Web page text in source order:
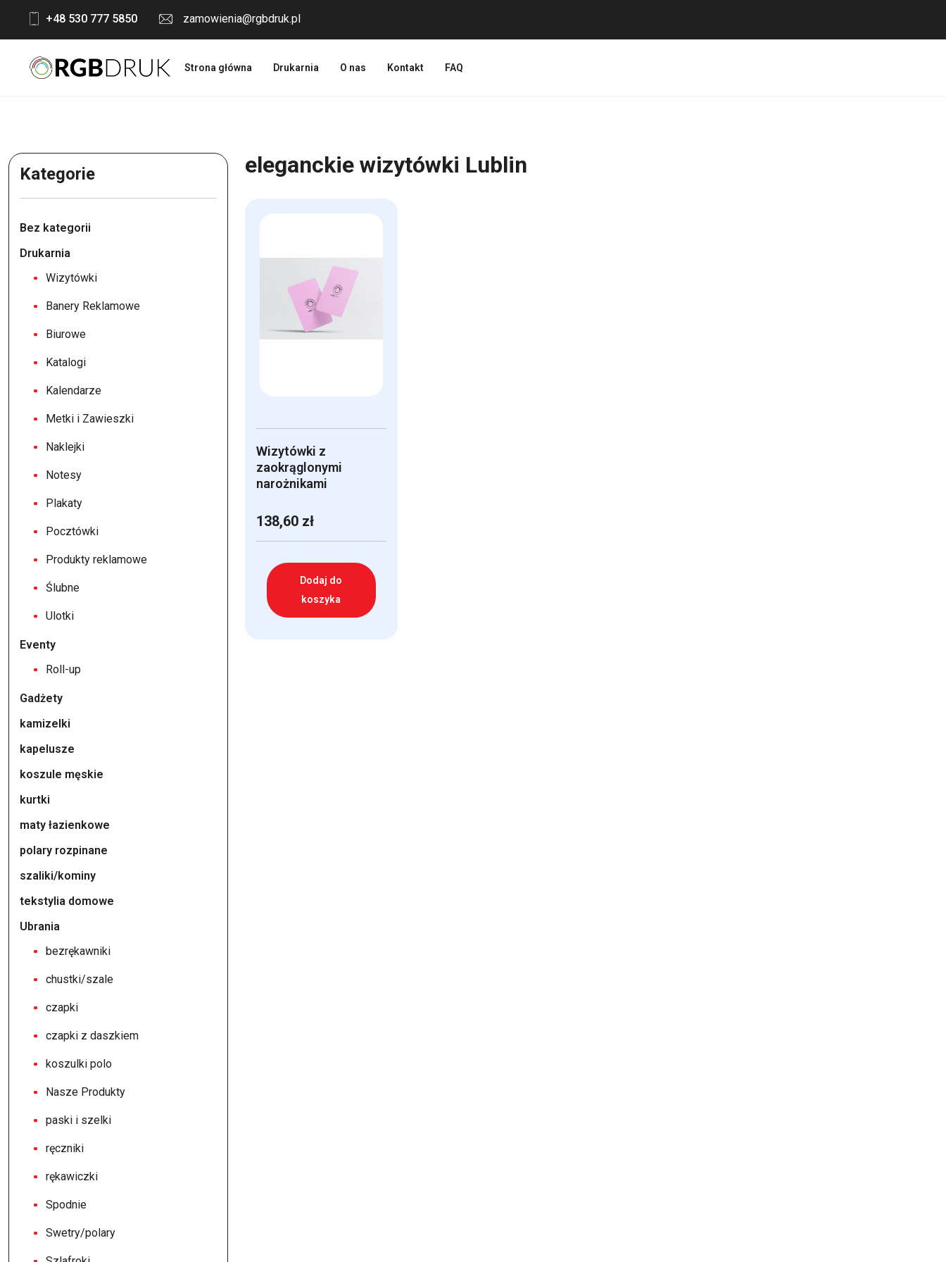
content
+48 530 777 5850 zamowienia@rgbdruk.pl
Strona główna Drukarnia O nas Kontakt FAQ
Kategorie
Bez kategorii
Drukarnia
Wizytówki
Banery Reklamowe
Biurowe
Katalogi
Kalendarze
Metki i Zawieszki
Naklejki
Notesy
Plakaty
Pocztówki
Produkty reklamowe
Ślubne
Ulotki
Eventy
Roll-up
Gadżety
kamizelki
kapelusze
koszule męskie
kurtki
maty łazienkowe
polary rozpinane
szaliki/kominy
tekstylia domowe
Ubrania
bezrękawniki
chustki/szale
czapki
czapki z daszkiem
koszulki polo
Nasze Produkty
paski i szelki
ręczniki
rękawiczki
Spodnie
Swetry/polary
eleganckie wizytówki Lublin
Wizytówki z
zaokrąglonymi
narożnikami
138,60 zł
Dodaj do
koszyka